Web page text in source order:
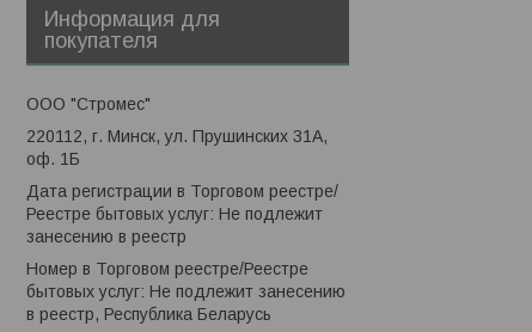
Информация для
покупателя
ООО "Стромес"
220112, г. Минск, ул. Прушинских 31А,
оф. 1Б
Дата регистрации в Торговом реестре/
Реестре бытовых услуг: Не подлежит
занесению в реестр
Номер в Торговом реестре/Реестре
бытовых услуг: Не подлежит занесению
в реестр, Республика Беларусь